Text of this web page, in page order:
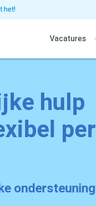
het!
Vacatures
hulp
per
ondersteuning